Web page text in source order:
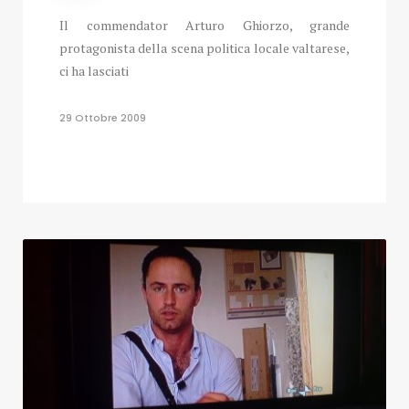
Il commendator Arturo Ghiorzo, grande
protagonista della scena politica locale valtarese,
ci ha lasciati
29 Ottobre 2009